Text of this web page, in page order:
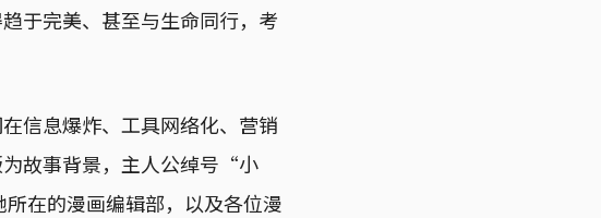
于完美、甚至与生命同行，考
信息爆炸、工具网络化、营销
故事背景，主人公绰号“小
在的漫画编辑部，以及各位漫